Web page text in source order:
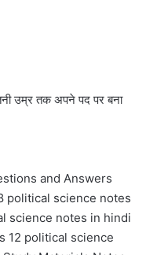
उम्र तक अपने पद पर बना
and Answers
political science notes
science notes in hindi
12 political science